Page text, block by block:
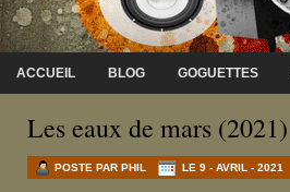
ACCUEIL BLOG GOGUETTES
Les eaux de mars (2021)
POSTE PAR PHIL LE 9 - AVRIL - 2021